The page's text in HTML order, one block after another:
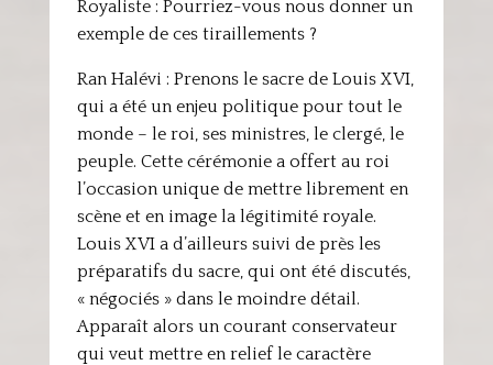
Royaliste : Pourriez-vous nous donner un
exemple de ces tiraillements ?
Ran Halévi : Prenons le sacre de Louis XVI,
qui a été un enjeu politique pour tout le
monde – le roi, ses ministres, le clergé, le
peuple. Cette cérémonie a offert au roi
l’occasion unique de mettre librement en
scène et en image la légitimité royale.
Louis XVI a d’ailleurs suivi de près les
préparatifs du sacre, qui ont été discutés,
« négociés » dans le moindre détail.
Apparaît alors un courant conservateur
qui veut mettre en relief le caractère